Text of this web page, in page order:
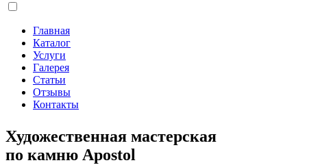
Главная
Каталог
Услуги
Галерея
Статьи
Отзывы
Контакты
Художественная мастерская
по камню Apostol